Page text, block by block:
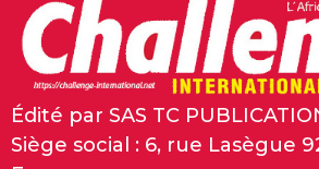
Édité par SAS TC
Siège social : 6, rue Lasègue